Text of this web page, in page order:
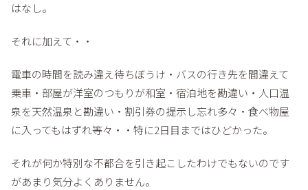
はなし。
それに加えて・・
電車の時間を読み違え待ちぼうけ・バスの行き先を間違えて
乗車・部屋が洋室のつもりが和室・宿泊地を勘違い・人口温
泉を天然温泉と勘違い・割引券の提示し忘れ多々・食べ物屋
に入ってもはずれ等々・・特に2日目まではひどかった。
それが何か特別な不都合を引き起こしたわけでもないのです
があまり気分よくありません。